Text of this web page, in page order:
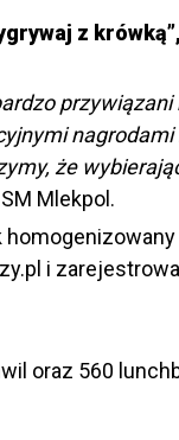
z
że
Mlekpol.
i
oraz 560